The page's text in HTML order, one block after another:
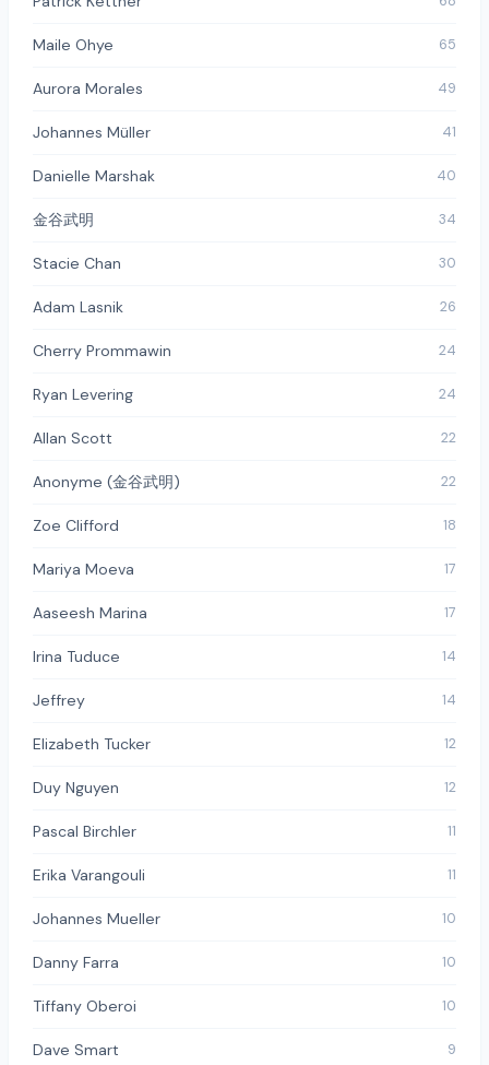
Maile Ohye 65
Aurora Morales 49
Johannes Müller 41
Danielle Marshak 40
金谷武明 34
Stacie Chan 30
Adam Lasnik 26
Cherry Prommawin 24
Ryan Levering 24
Allan Scott 22
Anonyme (金谷武明) 22
Zoe Clifford 18
Mariya Moeva 17
Aaseesh Marina 17
Irina Tuduce 14
Jeffrey 14
Elizabeth Tucker 12
Duy Nguyen 12
Pascal Birchler 11
Erika Varangouli 11
Johannes Mueller 10
Danny Farra 10
Tiffany Oberoi 10
Dave Smart 9